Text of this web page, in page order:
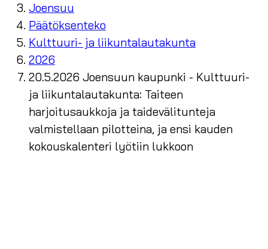
Joensuu
Päätöksenteko
Kulttuuri- ja liikuntalautakunta
2026
20.5.2026 Joensuun kaupunki - Kulttuuri-
ja liikuntalautakunta: Taiteen
harjoitusaukkoja ja taidevälitunteja
valmistellaan pilotteina, ja ensi kauden
kokouskalenteri lyötiin lukkoon